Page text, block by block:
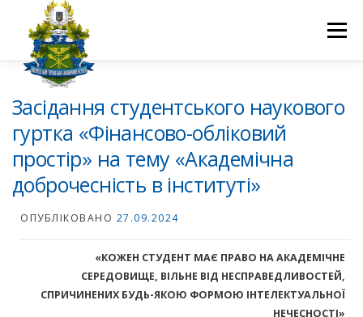
Меню
ПРО НАС
ВОЛОНТЕРСТВО
Засідання студентського наукового
гуртка «Фінансово-обліковий
простір» на тему «Академічна
доброчесність в інституті»
ОПУБЛІКОВАНО 27.09.2024
«КОЖЕН СТУДЕНТ МАЄ ПРАВО НА АКАДЕМІЧНЕ
СЕРЕДОВИЩЕ, ВІЛЬНЕ ВІД НЕСПРАВЕДЛИВОСТЕЙ,
СПРИЧИНЕНИХ БУДЬ-ЯКОЮ ФОРМОЮ ІНТЕЛЕКТУАЛЬНОЇ
НЕЧЕСНОСТІ»